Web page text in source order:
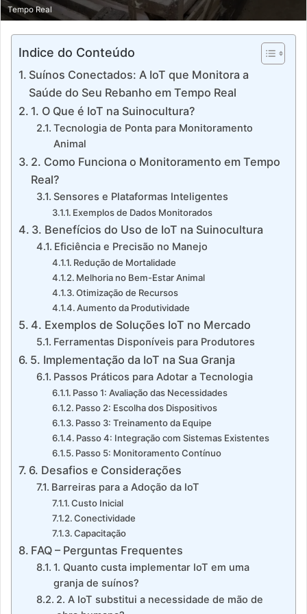
Tempo Real
Indice do Conteúdo
Suínos Conectados: A IoT que Monitora a
Saúde do Seu Rebanho em Tempo Real
1. O Que é IoT na Suinocultura?
Tecnologia de Ponta para Monitoramento
Animal
2. Como Funciona o Monitoramento em Tempo
Real?
Sensores e Plataformas Inteligentes
Exemplos de Dados Monitorados
3. Benefícios do Uso de IoT na Suinocultura
Eficiência e Precisão no Manejo
Redução de Mortalidade
Melhoria no Bem-Estar Animal
Otimização de Recursos
Aumento da Produtividade
4. Exemplos de Soluções IoT no Mercado
Ferramentas Disponíveis para Produtores
5. Implementação da IoT na Sua Granja
Passos Práticos para Adotar a Tecnologia
Passo 1: Avaliação das Necessidades
Passo 2: Escolha dos Dispositivos
Passo 3: Treinamento da Equipe
Passo 4: Integração com Sistemas Existentes
Passo 5: Monitoramento Contínuo
6. Desafios e Considerações
Barreiras para a Adoção da IoT
Custo Inicial
Conectividade
Capacitação
FAQ – Perguntas Frequentes
1. Quanto custa implementar IoT em uma
granja de suínos?
2. A IoT substitui a necessidade de mão de